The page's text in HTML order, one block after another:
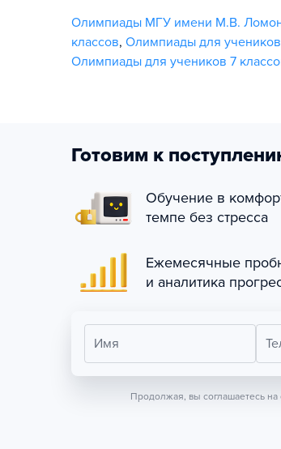
Олимпиады МГУ имени М.В.
классов, Олимпиады для учеников
Олимпиады для учеников 7
Готовим к
Обучение в
темпе без стресса
Ежемесячные
и аналитика
Имя
Продолжая, вы соглашаетесь